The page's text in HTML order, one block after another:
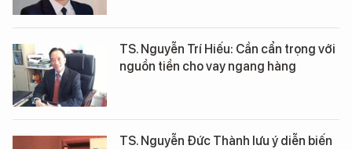
TS. Nguyễn Trí Hiếu: Cần cẩn trọng với
nguồn tiền cho vay ngang hàng
TS. Nguyễn Đức Thành lưu ý diễn biến